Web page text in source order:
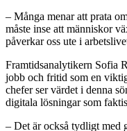
– Många menar att prata
måste inse att människor
påverkar oss ute i
Framtidsanalytikern Sofia
jobb och fritid som en
chefer ser värdet i denna
digitala lösningar som
– Det är också tydligt med